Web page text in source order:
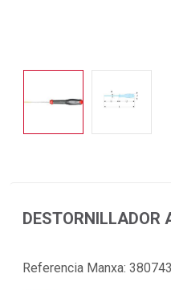
DESTORNILLADOR
Referencia Manxa: 380743